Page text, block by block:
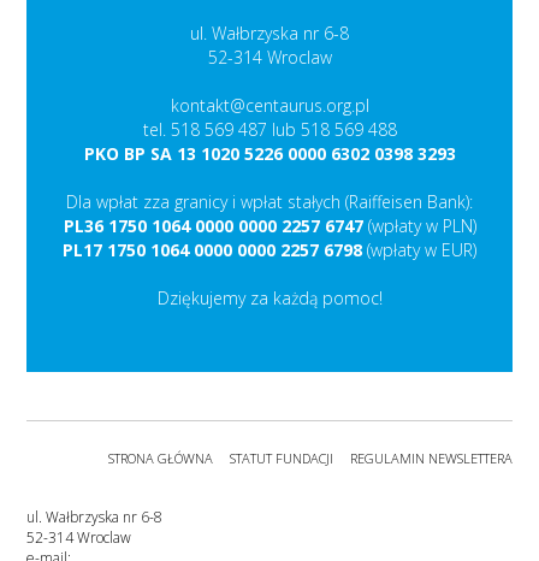
ul. Wałbrzyska nr 6-8
52-314 Wroclaw
kontakt@centaurus.org.pl
tel. 518 569 487 lub 518 569 488
PKO BP SA 13 1020 5226 0000 6302 0398 3293
Dla wpłat zza granicy i wpłat stałych (Raiffeisen Bank):
PL36 1750 1064 0000 0000 2257 6747(wpłaty w PLN)
PL17 1750 1064 0000 0000 2257 6798 (wpłaty w EUR)
Dziękujemy za każdą pomoc!
ul. Wałbrzyska nr 6-8
52-314 Wroclaw
STRONA GŁÓWNA STATUT FUNDACJI REGULAMIN NEWSLETTERA